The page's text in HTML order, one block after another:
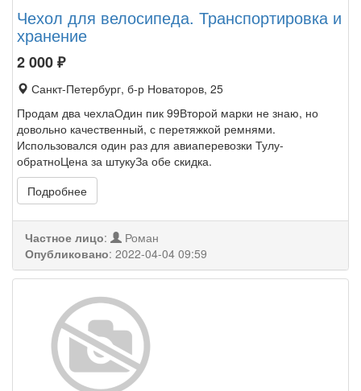
Чехол для велосипеда. Транспортировка и
хранение
2 000₽
Санкт-Петербург, б-р Новаторов, 25
Продам два чехлаОдин пик 99Второй марки не знаю, но
довольно качественный, с перетяжкой ремнями.
Использовался один раз для авиаперевозки Тулу-
обратноЦена за штукуЗа обе скидка.
Подробнее
Частное лицо:
Роман
Опубликовано: 2022-04-04 09:59